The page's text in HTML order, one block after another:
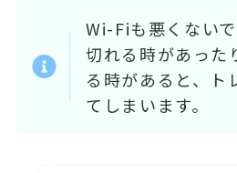
Wi-Fiも悪くない
切れる時があった
る時があると、ト
てしまいます。